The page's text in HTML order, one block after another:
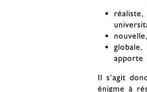
apporte
Il s’agit
énigme à